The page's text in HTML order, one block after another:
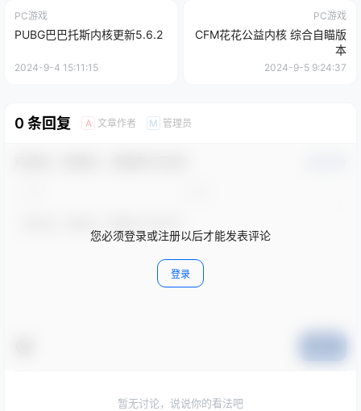
PC游戏
PUBG巴巴托斯内核更新5.6.2
2024-9-4 15:11:15
PC游戏
CFM花花公益内核 综合自瞄版
本
2024-9-5 9:24:37
0 条回复 A 文章作者 M 管理员
您必须登录或注册以后才能发表评论
登录
暂无讨论，说说你的看法吧